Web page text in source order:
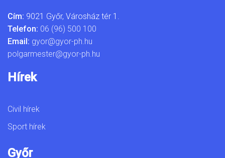
Cím: 9021 Győr, Városház tér 1.
Telefon: 06 (96) 500 100
Email: gyor@gyor-ph.hu
polgarmester@gyor-ph.hu
Hírek
Civil hírek
Sport hírek
Győr